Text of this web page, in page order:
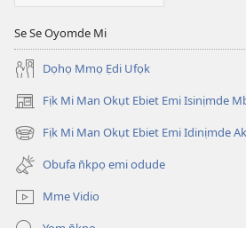
Se Se Oyomde Mi
Dọhọ Mmọ Ẹdi Ufọk
Fịk Mi Man Okụt Ebiet Emi Isinịmde
(opens
new
window)
Fịk Mi Man Okụt Ebiet Emi Idinịmde
(opens
new
window)
Obufa n̄kpọ emi odude
Mme Vidio